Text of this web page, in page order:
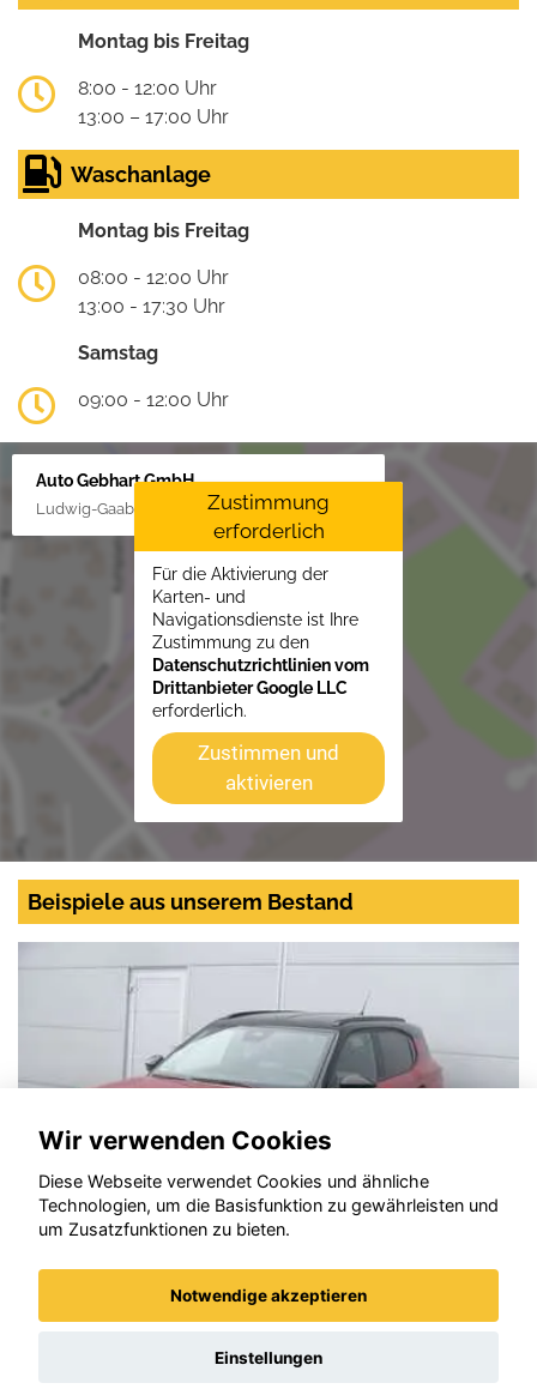
Montag bis Freitag
8:00 - 12:00 Uhr
13:00 – 17:00 Uhr
Waschanlage
Montag bis Freitag
08:00 - 12:00 Uhr
13:00 - 17:30 Uhr
Samstag
09:00 - 12:00 Uhr
Auto Gebhart GmbH
Ludwig-Gaab-Str. 4, 88427 Bad Schussenried
Zustimmung
erforderlich
Für die Aktivierung der
Karten- und
Navigationsdienste ist Ihre
Zustimmung zu den
Datenschutzrichtlinien vom
Drittanbieter Google LLC
erforderlich.
Zustimmen und
aktivieren
Beispiele aus unserem Bestand
Opel Frontera
Wir verwenden Cookies
Diese Webseite verwendet Cookies und ähnliche
Technologien, um die Basisfunktion zu gewährleisten und
um Zusatzfunktionen zu bieten.
Notwendige akzeptieren
Einstellungen